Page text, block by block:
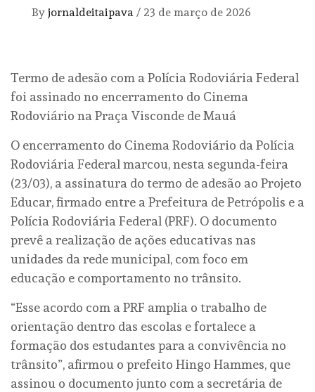
By jornaldeitaipava / 23 de março de 2026
Termo de adesão com a Polícia Rodoviária Federal
foi assinado no encerramento do Cinema
Rodoviário na Praça Visconde de Mauá
O encerramento do Cinema Rodoviário da Polícia
Rodoviária Federal marcou, nesta segunda-feira
(23/03), a assinatura do termo de adesão ao Projeto
Educar, firmado entre a Prefeitura de Petrópolis e a
Polícia Rodoviária Federal (PRF). O documento
prevê a realização de ações educativas nas
unidades da rede municipal, com foco em
educação e comportamento no trânsito.
“Esse acordo com a PRF amplia o trabalho de
orientação dentro das escolas e fortalece a
formação dos estudantes para a convivência no
trânsito”, afirmou o prefeito Hingo Hammes, que
assinou o documento junto com a secretária de